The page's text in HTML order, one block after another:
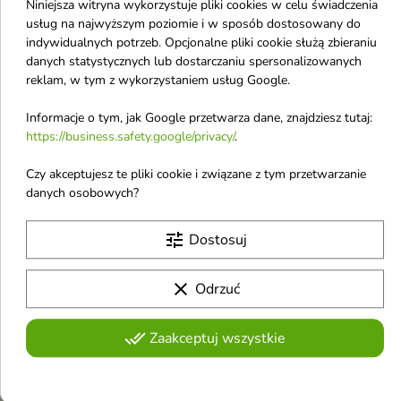
Verona
Versace
Vianek
Victoria`S Secret
Viktor & Rolf
Vis Plantis
VT Cosmetics
Otrzymuj informację o nowościach i
wyprzedażach
Niniejsza witryna wykorzystuje pliki cookies w celu świadczenia
usług na najwyższym poziomie i w sposób dostosowany do
indywidualnych potrzeb. Opcjonalne pliki cookie służą zbieraniu
danych statystycznych lub dostarczaniu spersonalizowanych
reklam, w tym z wykorzystaniem usług Google.
Informacje o tym, jak Google przetwarza dane, znajdziesz tutaj:
https://business.safety.google/privacy/.
Czy akceptujesz te pliki cookie i związane z tym przetwarzanie
danych osobowych?
tune Dostosuj
clear Odrzuć
done_allZaakceptuj wszystkie